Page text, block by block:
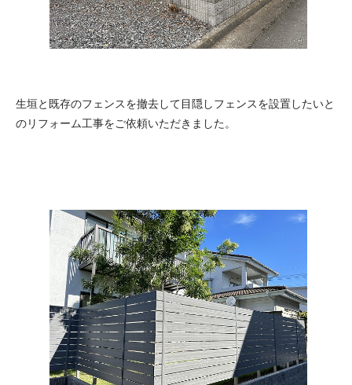
生垣と既存のフェンスを撤去して目隠しフェンスを設置したいと
のリフォーム工事をご依頼いただきました。